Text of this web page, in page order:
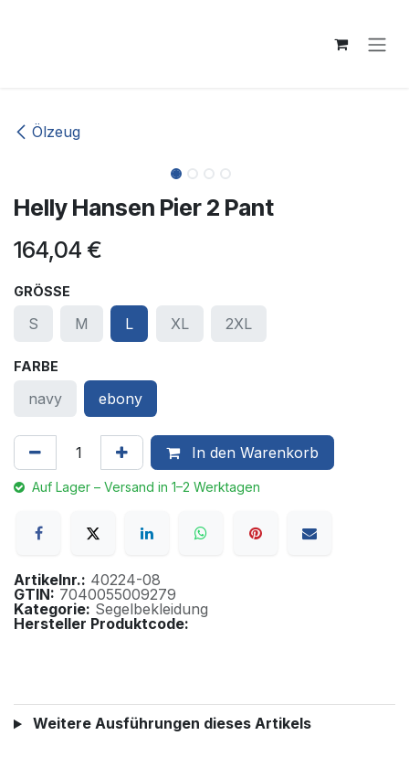
Ölzeug
Helly Hansen Pier 2 Pant
164,04 €
GRÖSSE
S M L XL 2XL
FARBE
navy ebony
In den Warenkorb
Auf Lager – Versand in 1–2 Werktagen
Artikelnr.: 40224-08
GTIN: 7040055009279
Kategorie: Segelbekleidung
Hersteller Produktcode:
Weitere Ausführungen dieses Artikels